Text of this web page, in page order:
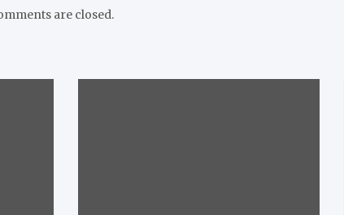
are closed.